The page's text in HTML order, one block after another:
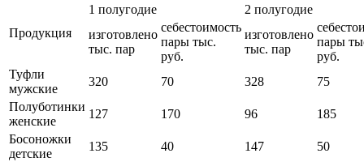
Продукция
1 полугодие
2 полугодие
изготовлено
тыс. пар
себестоимость
пары тыс.
руб.
изготовлено
тыс. пар
пары
руб.
Туфли
мужские
320 70 328
75
Полуботинки
женские
127 170 96
185
Босоножки
детские
135 40 147
50